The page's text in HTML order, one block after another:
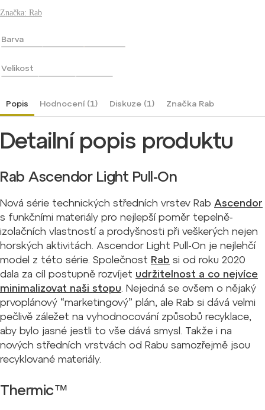
Značka: Rab
Barva
Velikost
Popis Hodnocení (1) Diskuze (1) ZnačkaRab
Detailní popis produktu
Rab Ascendor Light Pull-On
Nová série technických středních vrstev Rab Ascendor
s funkčními materiály pro nejlepší poměr tepelně-
izolačních vlastností a prodyšnosti při veškerých nejen
horských aktivitách. Ascendor Light Pull-On je nejlehčí
model z této série. Společnost Rab si od roku 2020
dala za cíl postupně rozvíjet udržitelnost a co nejvíce
minimalizovat naši stopu. Nejedná se ovšem o nějaký
prvoplánový “marketingový” plán, ale Rab si dává velmi
pečlivě záležet na vyhodnocování způsobů recyklace,
aby bylo jasné jestli to vše dává smysl. Takže i na
nových středních vrstvách od Rabu samozřejmě jsou
recyklované materiály.
Thermic™